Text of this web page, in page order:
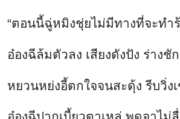
“ตอนนี้ฉู่หมิงชุ่ยไม่มีทางที่จะทำ
อ๋องฉีล้มตัวลง เสียงดังปัง ร่างชั
หยวนหย่งอี้ตกใจจนสะดุ้ง รีบวิ่ง